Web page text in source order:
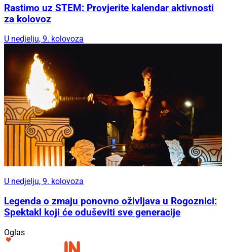
Rastimo uz STEM: Provjerite kalendar aktivnosti
za kolovoz
U nedjelju, 9. kolovoza
U nedjelju, 9. kolovoza
Legenda o zmaju ponovno oživljava u Rogoznici:
Spektakl koji će oduševiti sve generacije
Oglas